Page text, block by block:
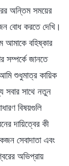
অন্তিম সময়ের
বোধ করতে দেখি।
আমাকে বহিষ্কার
সম্পর্কে জানতে
শুধুমাত্র কায়িক
সাথে নতুন
বিষয়গুলি
দায়িত্বের কী
সেবাদাতা এবং
অভিপ্রায়